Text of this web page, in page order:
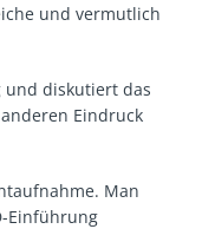
und vermutlich
und diskutiert das
Eindruck
Man
Einführung